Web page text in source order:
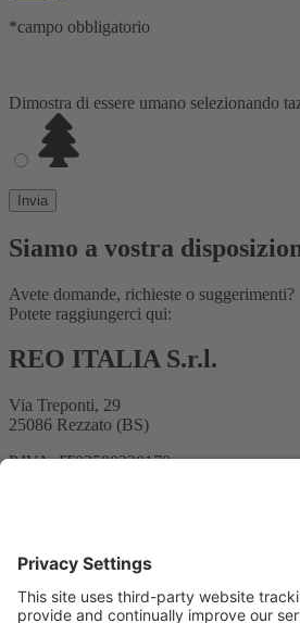
*campo obbligatorio
Dimostra di essere umano selezionando
Siamo a vostra
Avete domande, richieste o suggerimenti?
Potete raggiungerci qui:
REO ITALIA S.r.l.
Via Treponti, 29
25086 Rezzato (BS)
P.IVA: IT03580220170